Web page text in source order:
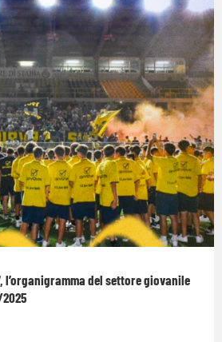
l’organigramma del settore giovanile